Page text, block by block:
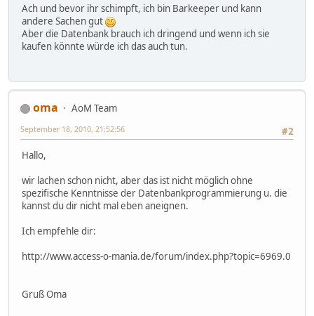
Ach und bevor ihr schimpft, ich bin Barkeeper und kann
andere Sachen gut
Aber die Datenbank brauch ich dringend und wenn ich sie
kaufen könnte würde ich das auch tun.
oma
AoM Team
#2
September 18, 2010, 21:52:56
Hallo,
wir lachen schon nicht, aber das ist nicht möglich ohne
spezifische Kenntnisse der Datenbankprogrammierung u. die
kannst du dir nicht mal eben aneignen.
Ich empfehle dir:
http://www.access-o-mania.de/forum/index.php?topic=6969.0
Gruß Oma